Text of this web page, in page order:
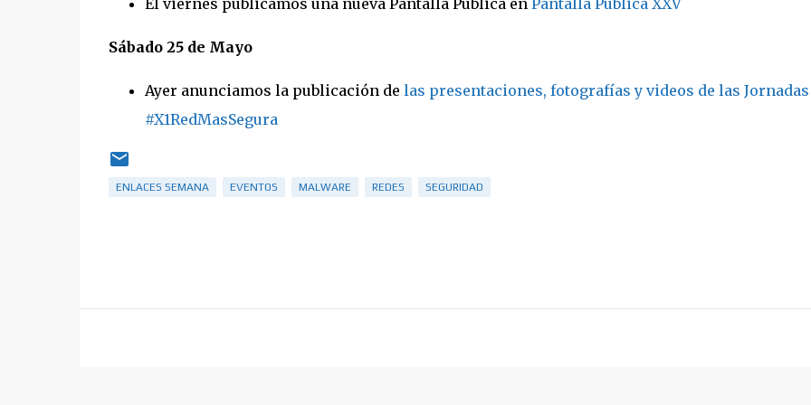
El viernes publicamos una nueva Pantalla Pública en Pantalla Pública XXV
Sábado 25 de Mayo
Ayer anunciamos la publicación de las presentaciones, fotografías y videos de las Jornadas
#X1RedMasSegura
ENLACES SEMANA EVENTOS MALWARE REDES SEGURIDAD